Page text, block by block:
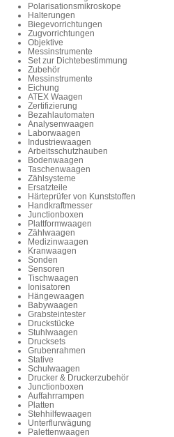
Polarisationsmikroskope
Halterungen
Biegevorrichtungen
Zugvorrichtungen
Objektive
Messinstrumente
Set zur Dichtebestimmung
Zubehör
Messinstrumente
Eichung
ATEX Waagen
Zertifizierung
Bezahlautomaten
Analysenwaagen
Laborwaagen
Industriewaagen
Arbeitsschutzhauben
Bodenwaagen
Taschenwaagen
Zählsysteme
Ersatzteile
Härteprüfer von Kunststoffen
Handkraftmesser
Junctionboxen
Plattformwaagen
Zählwaagen
Medizinwaagen
Kranwaagen
Sonden
Sensoren
Tischwaagen
Ionisatoren
Hängewaagen
Babywaagen
Grabsteintester
Druckstücke
Stuhlwaagen
Drucksets
Grubenrahmen
Stative
Schulwaagen
Drucker & Druckerzubehör
Junctionboxen
Auffahrrampen
Platten
Stehhilfewaagen
Unterflurwägung
Palettenwaagen